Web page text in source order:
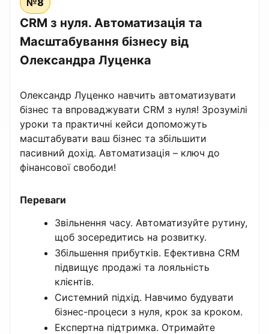
CRM з нуля. Автоматизація та
Масштабування бізнесу від
Олександра Луценка
Олександр Луценко навчить автоматизувати
бізнес та впроваджувати CRM з нуля! Зрозумілі
уроки та практичні кейси допоможуть
масштабувати ваш бізнес та збільшити
пасивний дохід. Автоматизація – ключ до
фінансової свободи!
Переваги
Звільнення часу. Автоматизуйте рутину,
щоб зосередитись на розвитку.
Збільшення прибутків. Ефективна CRM
підвищує продажі та лояльність
клієнтів.
Системний підхід. Навчимо будувати
бізнес-процеси з нуля, крок за кроком.
Експертна підтримка. Отримайте